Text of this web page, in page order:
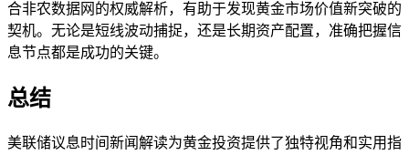
合非农数据网的权威解析，有助于发现黄金市场价值新突破的
契机。无论是短线波动捕捉，还是长期资产配置，准确把握信
息节点都是成功的关键。
总结
美联储议息时间新闻解读为黄金投资提供了独特视角和实用指